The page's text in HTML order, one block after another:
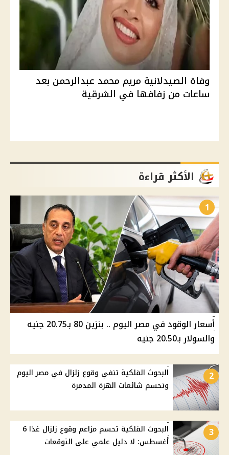
وفاة الصيدلانية مريم محمد عبدالرحمن بعد
ساعات من زفافها في الشرقية
الأكثر قراءة
1
أسعار الوقود في مصر اليوم .. بنزين 80 بـ20.75 جنيه
والسولار بـ20.50 جنيه
2
البحوث الفلكية تنفي وقوع زلزال في مصر اليوم
وتحسم شائعات الهزة المدمرة
3
البحوث الفلكية تحسم مزاعم وقوع زلزال غدًا 6
أغسطس: لا دليل علمي على التوقعات